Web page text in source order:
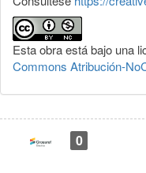
Esta obra está bajo una
Commons Atribución-
0